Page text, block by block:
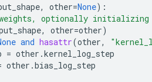
, other=None):
optionally initializing
, other=other)
and hasattr(other,
= other .kernel_log_step
other .bias_log_step